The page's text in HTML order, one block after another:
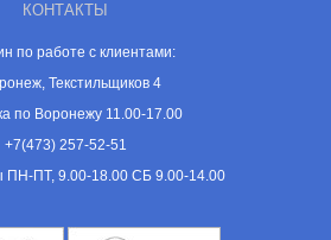
КОНТАКТЫ
по работе с клиентами:
Текстильщиков 4
по Воронежу 11.00-17.00
+7(473) 257-52-51
ПН-ПТ, 9.00-18.00 СБ 9.00-14.00